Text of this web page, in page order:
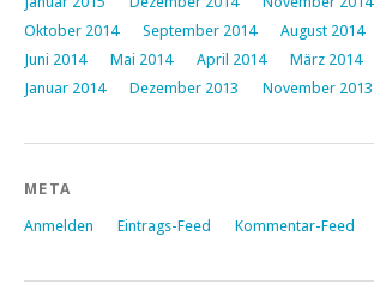
Oktober 2014
September 2014 August 2014
Juni 2014
Mai 2014 April 2014 März 2014
Januar 2014
Dezember 2013 November 2013
META
Anmelden Eintrags-Feed Kommentar-Feed